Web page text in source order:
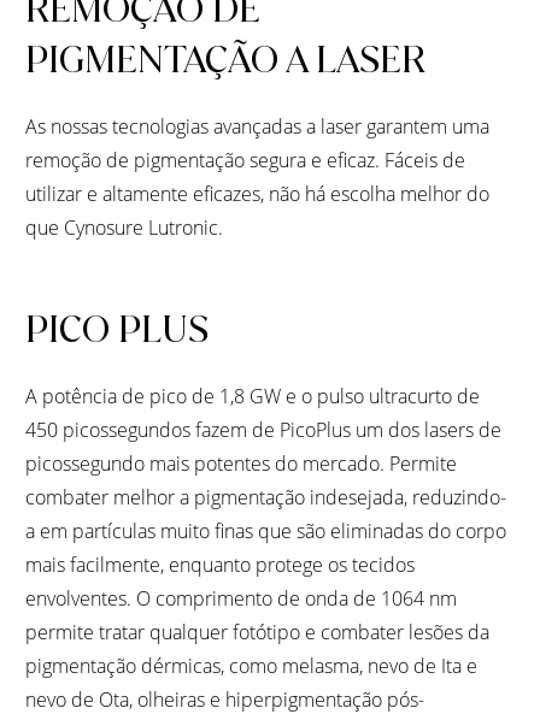
PIGMENTAÇÃO A LASER
As nossas tecnologias avançadas a laser garantem uma
remoção de pigmentação segura e eficaz. Fáceis de
utilizar e altamente eficazes, não há escolha melhor do
que Cynosure Lutronic.
PICO PLUS
A potência de pico de 1,8 GW e o pulso ultracurto de
450 picossegundos fazem de PicoPlus um dos lasers de
picossegundo mais potentes do mercado. Permite
combater melhor a pigmentação indesejada, reduzindo-
a em partículas muito finas que são eliminadas do corpo
mais facilmente, enquanto protege os tecidos
envolventes. O comprimento de onda de 1064 nm
permite tratar qualquer fotótipo e combater lesões da
pigmentação dérmicas, como melasma, nevo de Ita e
nevo de Ota, olheiras e hiperpigmentação pós-